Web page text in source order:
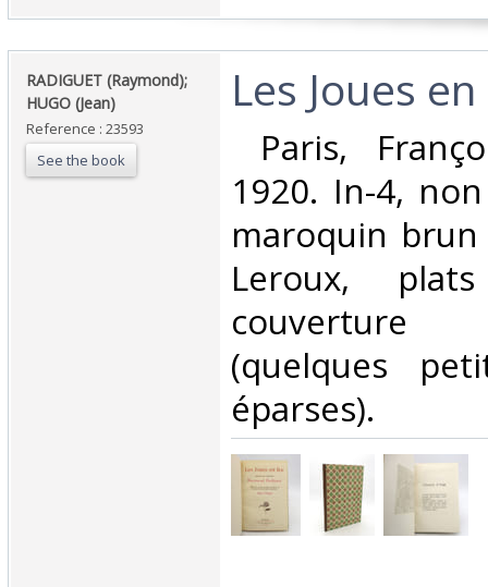
‎RADIGUET (Raymond);
HUGO (Jean)‎
Reference : 23593
See the book
‎Les Joues
Paris,
1920. In-4,
maroquin
Leroux,
couverture
(quelques
éparses). ‎